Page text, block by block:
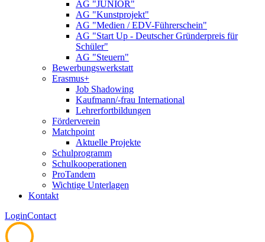
AG "JUNIOR"
AG "Kunstprojekt"
AG "Medien / EDV-Führerschein"
AG "Start Up - Deutscher Gründerpreis für
Schüler"
AG "Steuern"
Bewerbungswerkstatt
Erasmus+
Job Shadowing
Kaufmann/-frau International
Lehrerfortbildungen
Förderverein
Matchpoint
Aktuelle Projekte
Schulprogramm
Schulkooperationen
ProTandem
Wichtige Unterlagen
Kontakt
LoginContact